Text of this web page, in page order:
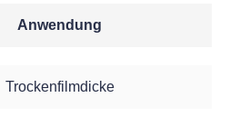
Anwendung
Trockenfilmdicke